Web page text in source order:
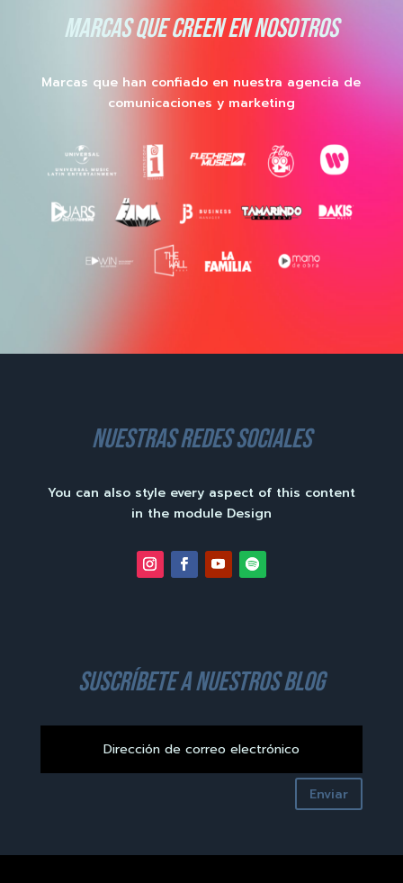
MARCAS QUE CREEN EN NOSOTROS
Marcas que han confiado en nuestra agencia de
comunicaciones y marketing
nuestras redes sociales
You can also style every aspect of this content
in the module Design
suscríbete a nuestros blog
Enviar